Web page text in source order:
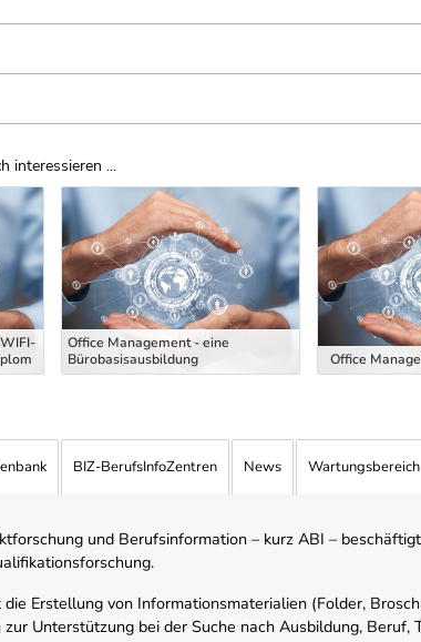
interessieren ...
Office Management - eine
Bürobasisausbildung
Office
BIZ-BerufsInfoZentren News Wartungsbereich
und Berufsinformation – kurz ABI –
Erstellung von Informationsmaterialien (Folder,
Unterstützung bei der Suche nach Ausbildung, Beruf,